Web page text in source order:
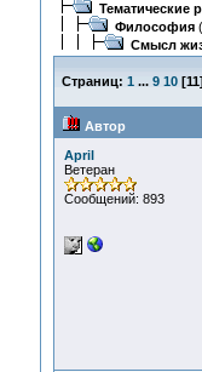
Тематические
Философия
Смысл
Страниц: 1 ... 9 10[11]
Автор
April
Ветеран
Сообщений: 893